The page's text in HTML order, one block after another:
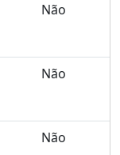
Não
Não
Não